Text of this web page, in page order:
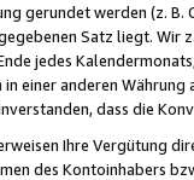
gerundet werden (z.
Satz liegt.
jedes
einer anderen
dass die
Ihre Vergütung
des Kontoinhabers